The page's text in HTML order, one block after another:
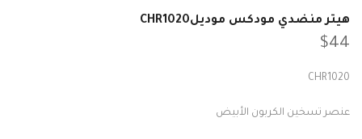
هيتر منضدي مودكس موديلCHR1020
$44
CHR1020
عنصر تسخين الكربون الأبيض